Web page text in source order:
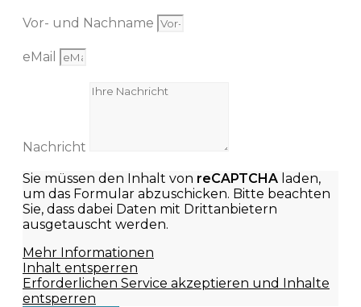
Vor- und Nachname
eMail
Nachricht
Sie müssen den Inhalt von reCAPTCHA laden,
um das Formular abzuschicken. Bitte beachten
Sie, dass dabei Daten mit Drittanbietern
ausgetauscht werden.
Mehr Informationen
Inhalt entsperren
Erforderlichen Service akzeptieren und Inhalte
entsperren